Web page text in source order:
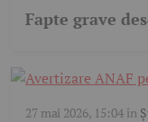
Fapte grave
27 mai 2026, 15:04în